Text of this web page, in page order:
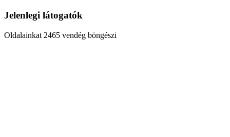
Jelenlegi látogatók
Oldalainkat 2465 vendég böngészi